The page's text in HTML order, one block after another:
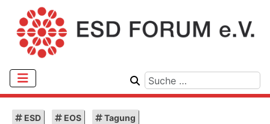
ESD EOS Tagung